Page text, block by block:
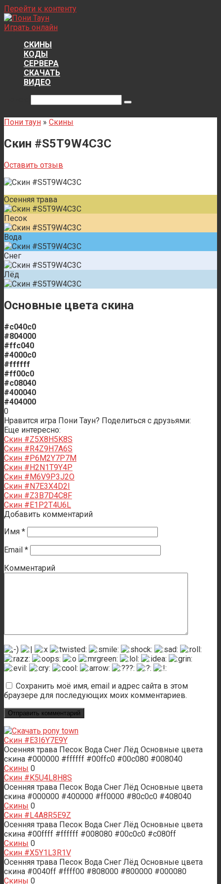
Перейти к контенту
Играть онлайн
СКИНЫ
КОДЫ
СЕРВЕРА
СКАЧАТЬ
ВИДЕО
Пони таун » Скины
Скин #S5T9W4C3C
Оставить отзыв
Осенняя трава
Песок
Вода
Снег
Лёд
Основные цвета скина
#c040c0
#804000
#ffc040
#4000c0
#ffffff
#ff00c0
#c08040
#400040
#404000
0
Нравится игра Пони Таун? Поделиться с друзьями:
Еще интересно:
Скин #Z5X8H5K8S
Скин #R4Z9H7A6S
Скин #P6M2Y7P7M
Скин #H2N1T9Y4P
Скин #M6V9P3J2O
Скин #N7E3X4D2I
Скин #Z3B7D4C8F
Скин #E1P2T4U6L
Добавить комментарий
Имя *
Email *
Комментарий
Сохранить моё имя, email и адрес сайта в этом
браузере для последующих моих комментариев.
Скин #E3I6Y7E9Y
Осенняя трава Песок Вода Снег Лёд Основные цвета
скина #000000 #ffffff #00ffc0 #00c080 #008040
Скины 0
Скин #K5U4L8H8S
Осенняя трава Песок Вода Снег Лёд Основные цвета
скина #000000 #400000 #ff0000 #80c0c0 #408040
Скины 0
Скин #L4A8R5E9Z
Осенняя трава Песок Вода Снег Лёд Основные цвета
скина #00ffff #ffffff #008080 #00c0c0 #c080ff
Скины 0
Скин #X5Y1L3R1V
Осенняя трава Песок Вода Снег Лёд Основные цвета
скина #0040ff #ffff00 #808000 #800000 #000080
Скины 0